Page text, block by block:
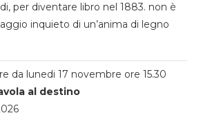
per diventare libro nel 1883. non è
inquieto di un’anima di legno
da lunedi 17 novembre ore 15.30
al destino